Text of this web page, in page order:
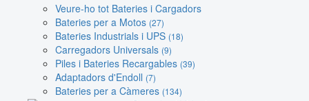
Veure-ho tot Bateries i Cargadors
Bateries per a Motos (27)
Bateries Industrials i UPS (18)
Carregadors Universals (9)
Piles i Bateries Recargables (39)
Adaptadors d'Endoll (7)
Bateries per a Càmeres (134)